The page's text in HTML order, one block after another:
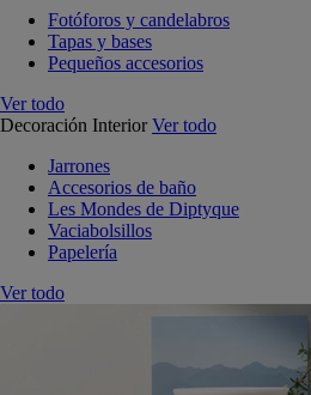
Fotóforos y candelabros
Tapas y bases
Pequeños accesorios
Ver todo
Decoración Interior Ver todo
Jarrones
Accesorios de baño
Les Mondes de Diptyque
Vaciabolsillos
Papelería
Ver todo